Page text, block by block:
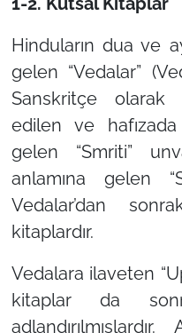
Hinduların dua ve
gelen “Vedalar”
Sanskritçe olarak
edilen ve
gelen “Smriti”
anlamına gelen
Vedalar’dan
kitaplardır.
Vedalara ilaveten
kitaplar da
adlandırılmışlardır.